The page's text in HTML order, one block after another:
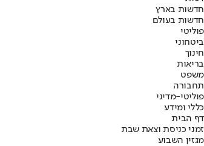
חדשות בארץ
חדשות בעולם
פוליטי
ביטחוני
חינוך
בריאות
משפט
תחבורה
פוליטי-מדיני
כללי ומידע
דף הבית
זמני כניסת וצאת שבת
מגזין השבוע